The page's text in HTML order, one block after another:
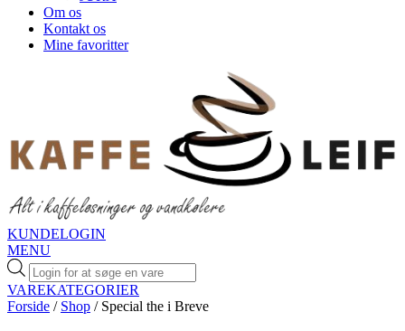
Om os
Kontakt os
Mine favoritter
KUNDELOGIN
MENU
Products
search
VAREKATEGORIER
Forside / Shop / Special the i Breve